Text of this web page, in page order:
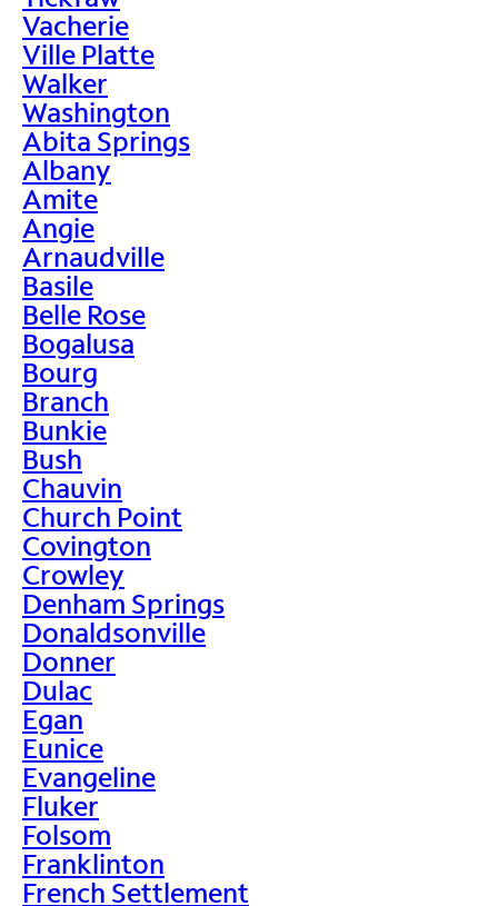
Vacherie
Ville Platte
Walker
Washington
Abita Springs
Albany
Amite
Angie
Arnaudville
Basile
Belle Rose
Bogalusa
Bourg
Branch
Bunkie
Bush
Chauvin
Church Point
Covington
Crowley
Denham Springs
Donaldsonville
Donner
Dulac
Egan
Eunice
Evangeline
Fluker
Folsom
Franklinton
French Settlement